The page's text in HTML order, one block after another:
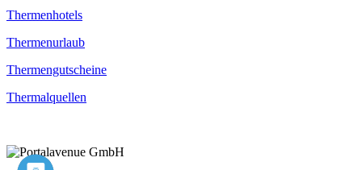
Thermenhotels
Thermenurlaub
Thermengutscheine
Thermalquellen